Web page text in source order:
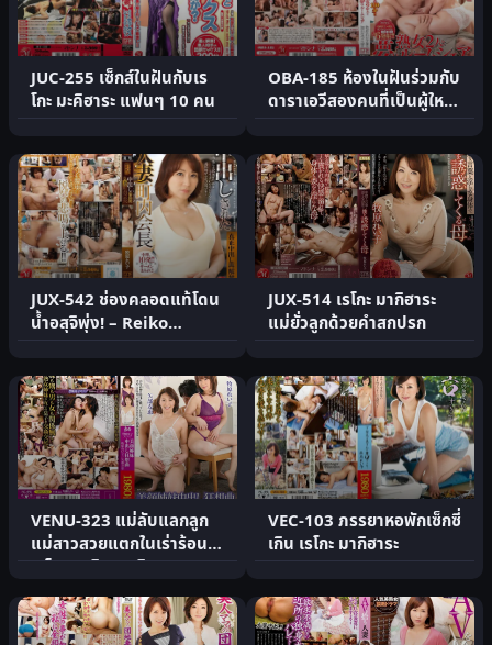
JUC-255 เซ็กส์ในฝันกับเร
โกะ มะคิฮาระ แฟนๆ 10 คน
OBA-185 ห้องในฝันร่วมกับ
ดาราเอวีสองคนที่เป็นผู้ใหญ่
Reiko Makihara.
JUX-542 ช่องคลอดแท้โดน
น้ำอสุจิพุ่ง! – Reiko
Makihara
JUX-514 เรโกะ มากิฮาระ
แม่ยั่วลูกด้วยคำสกปรก
VENU-323 แม่ลับแลกลูก
แม่สาวสวยแตกในเร่าร้อน
เรโกะ มาคิฮาระ ฮิซาเอ.
VEC-103 ภรรยาหอพักเซ็กซี่
เกิน เรโกะ มากิฮาระ